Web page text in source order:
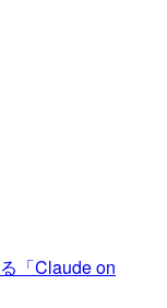
「Claude on